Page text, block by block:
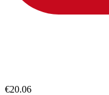
€20.06